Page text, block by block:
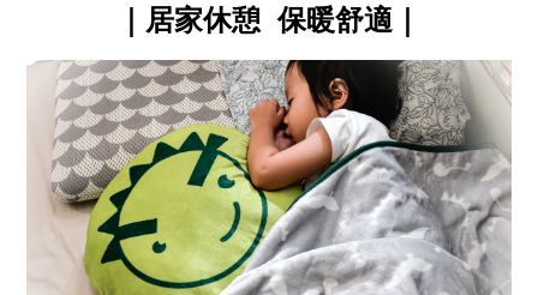
｜ 居家休憩保暖舒適 ｜